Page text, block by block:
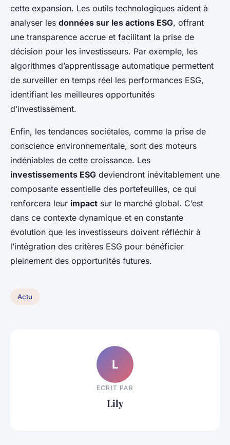
cette expansion. Les outils technologiques aident à
analyser les données sur les actions ESG, offrant
une transparence accrue et facilitant la prise de
décision pour les investisseurs. Par exemple, les
algorithmes d’apprentissage automatique permettent
de surveiller en temps réel les performances ESG,
identifiant les meilleures opportunités
d’investissement.
Enfin, les tendances sociétales, comme la prise de
conscience environnementale, sont des moteurs
indéniables de cette croissance. Les
investissements ESG deviendront inévitablement une
composante essentielle des portefeuilles, ce qui
renforcera leur impact sur le marché global. C’est
dans ce contexte dynamique et en constante
évolution que les investisseurs doivent réfléchir à
l’intégration des critères ESG pour bénéficier
pleinement des opportunités futures.
Actu
L
ECRIT PAR
Lily